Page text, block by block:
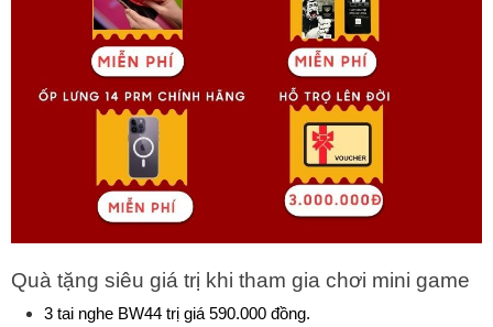
Quà tặng siêu giá trị khi tham gia chơi mini game
3 tai nghe BW44 trị giá 590.000 đồng.